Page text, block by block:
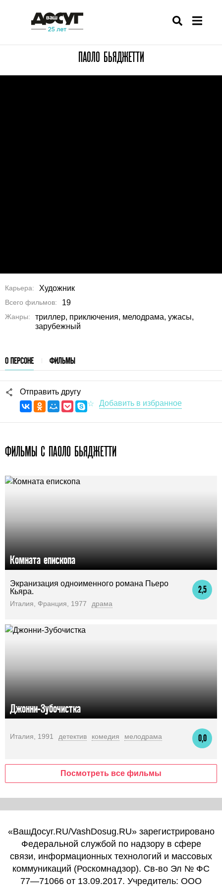
ПАОЛО БЬЯДЖЕТТИ
Карьера Художник
Всего фильмов 19
Жанры
триллер, приключения, мелодрама, ужасы,
зарубежный
О ПЕРСОНЕ ФИЛЬМЫ
Отправить другу
ФИЛЬМЫ С ПАОЛО БЬЯДЖЕТТИ
Комната епископа
2,5
Экранизация одноименного романа Пьеро
Кьяра.
Италия, Франция, 1977 драма
Джонни-Зубочистка
0,0
Италия, 1991 детектив комедия мелодрама
Посмотреть все фильмы
«ВашДосуг.RU/VashDosug.RU» зарегистрировано
Федеральной службой по надзору в сфере
связи, информационных технологий и массовых
коммуникаций (Роскомнадзор). Св-во Эл № ФС
77—71066 от 13.09.2017. Учредитель: ООО